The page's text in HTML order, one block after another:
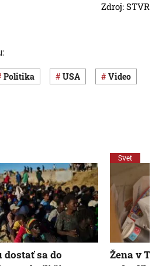
Zdroj: STVR
Politika USA Video
dostať sa do
Svet
Žena v